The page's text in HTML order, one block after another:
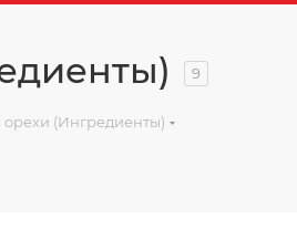
9
(Ингредиенты)